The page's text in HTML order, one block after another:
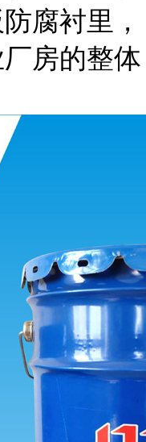
腐衬里，
房的整体